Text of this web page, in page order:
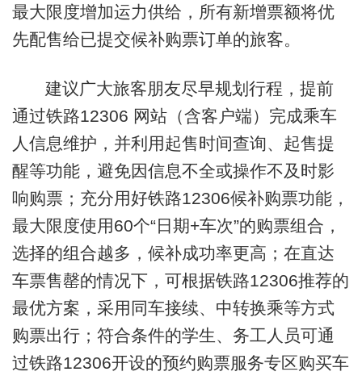
最大限度增加运力供给，所有新增票额将优
先配售给已提交候补购票订单的旅客。
建议广大旅客朋友尽早规划行程，提前
通过铁路12306 网站（含客户端）完成乘车
人信息维护，并利用起售时间查询、起售提
醒等功能，避免因信息不全或操作不及时影
响购票；充分用好铁路12306候补购票功能，
最大限度使用60个“日期+车次”的购票组合，
选择的组合越多，候补成功率更高；在直达
车票售罄的情况下，可根据铁路12306推荐的
最优方案，采用同车接续、中转换乘等方式
购票出行；符合条件的学生、务工人员可通
过铁路12306开设的预约购票服务专区购买车